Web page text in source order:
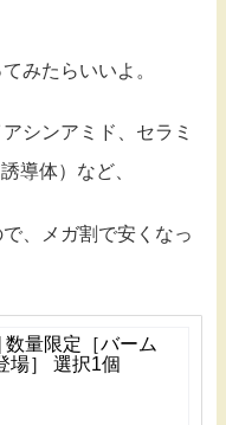
みたらいいよ。
シンアミド、セラミ
導体）など、
、メガ割で安くなっ
数量限定［バーム
場］ 選択1個